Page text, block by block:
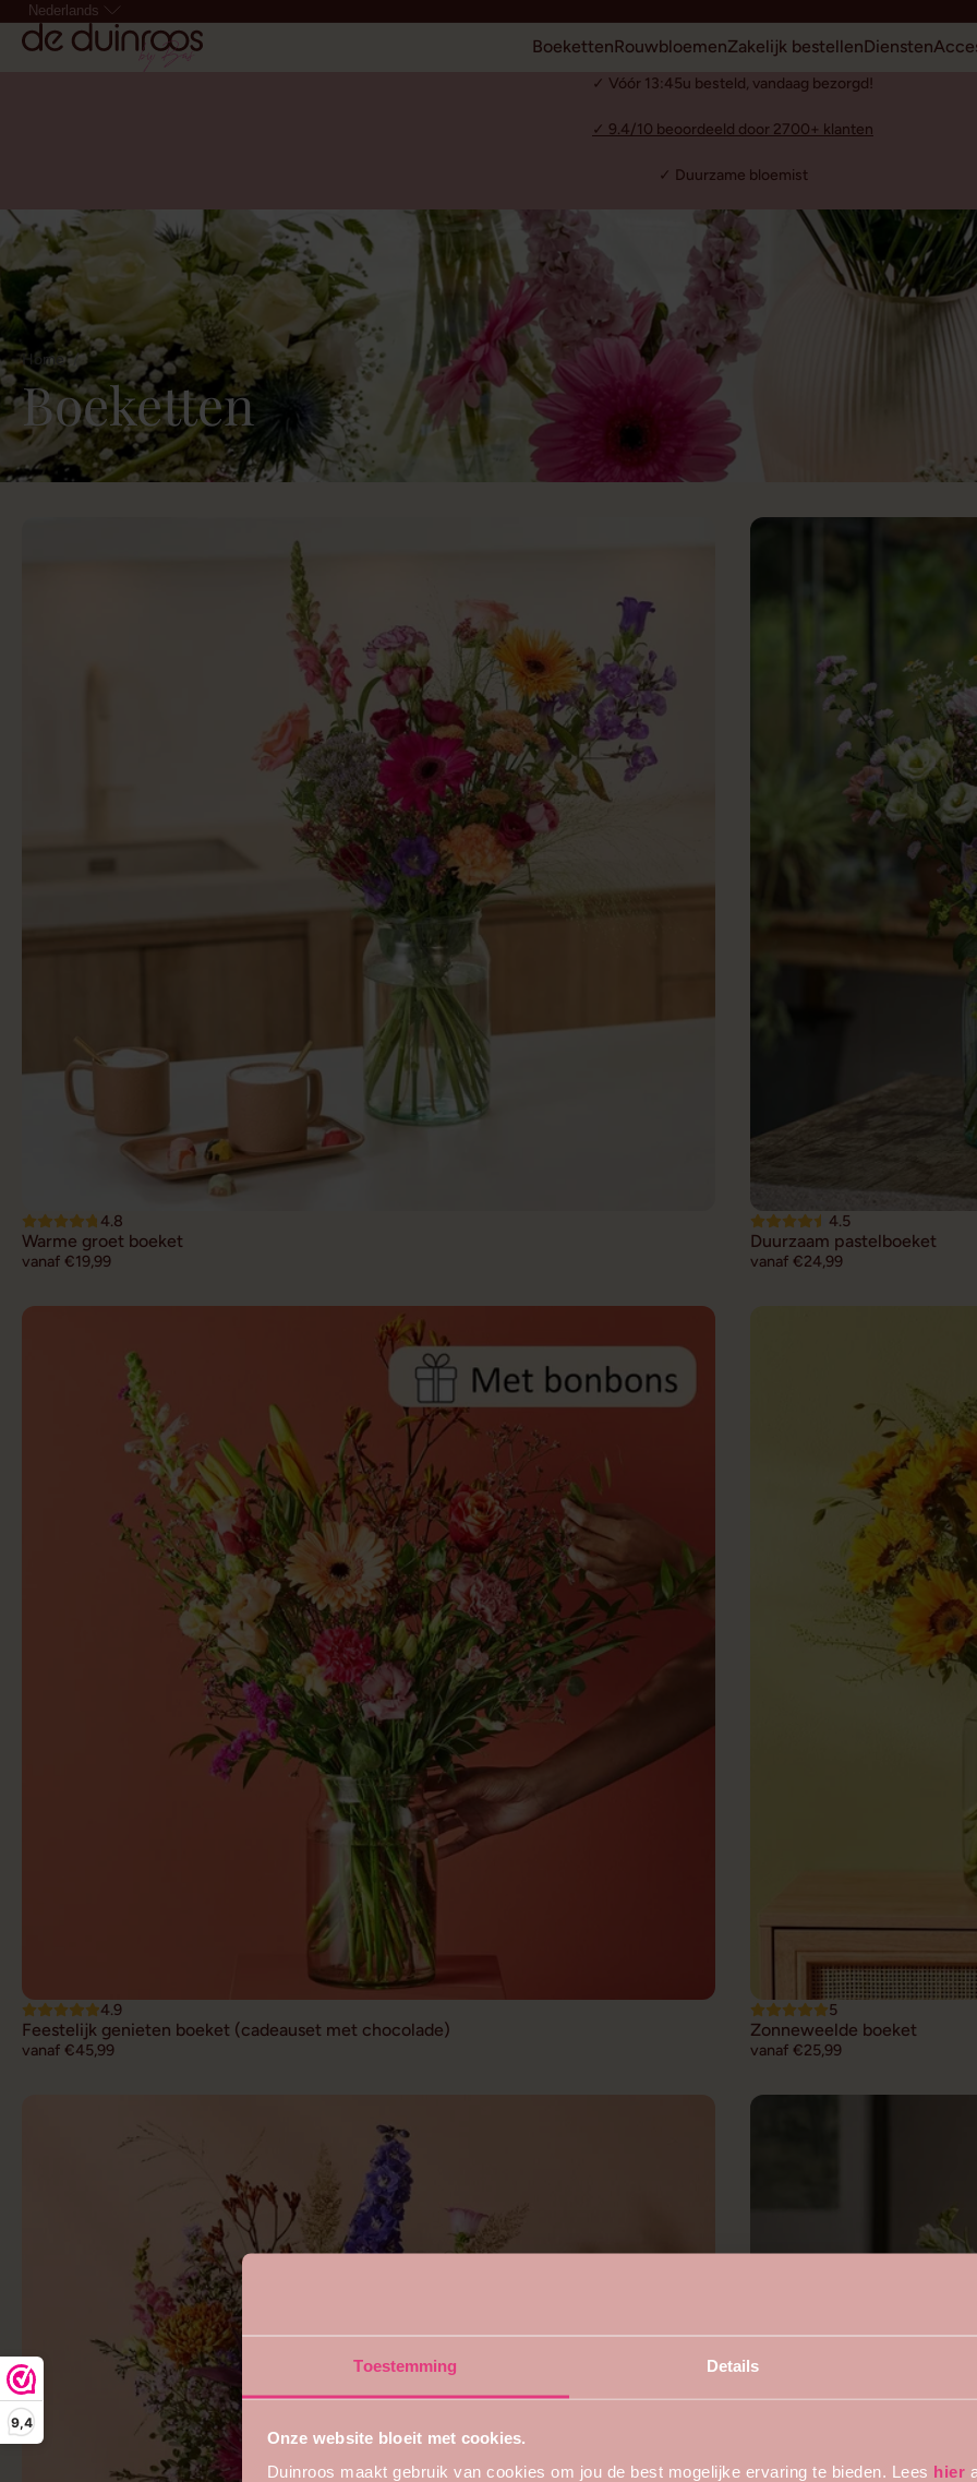
Toestemming Details
Onze website bloeit met cookies.
Duinroos maakt gebruik van cookies om jou de best mogelijke ervaring te bieden. Lees hier
9,4
Nederlands
BoekettenRouwbloemenZakelijk bestellenDiensten
✓ Vóór 13:45u besteld, vandaag bezorgd!
✓ 9.4/10 beoordeeld door 2700+ klanten
✓ Duurzame bloemist
Home
Boeketten
4.8
Warme groet boeket
vanaf €19,99
4.5
Duurzaam pastelboeket
vanaf €24,99
4.9
Feestelijk genieten boeket (cadeauset met chocolade)
vanaf €45,99
5
Zonneweelde boeket
vanaf €25,99